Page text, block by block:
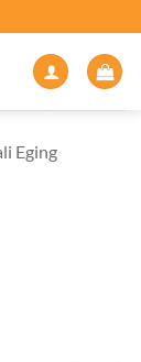
Eging